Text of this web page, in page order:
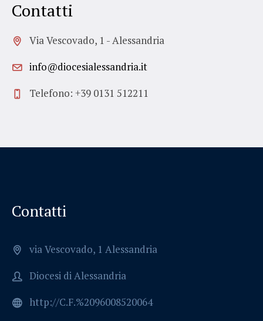
Contatti
Via Vescovado, 1 - Alessandria
info@diocesialessandria.it
Telefono: +39 0131 512211
Contatti
via Vescovado, 1 Alessandria
Diocesi di Alessandria
http://C.F.%2096008520064